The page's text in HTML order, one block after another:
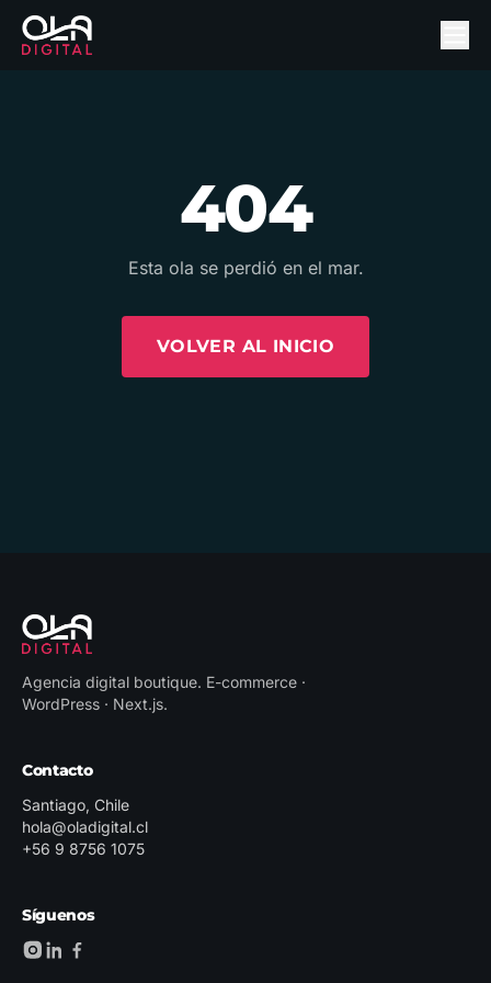
404
Esta ola se perdió en el mar.
VOLVER AL INICIO
Agencia digital boutique. E-commerce ·
WordPress · Next.js.
Contacto
Santiago, Chile
hola@oladigital.cl
+56 9 8756 1075
Síguenos